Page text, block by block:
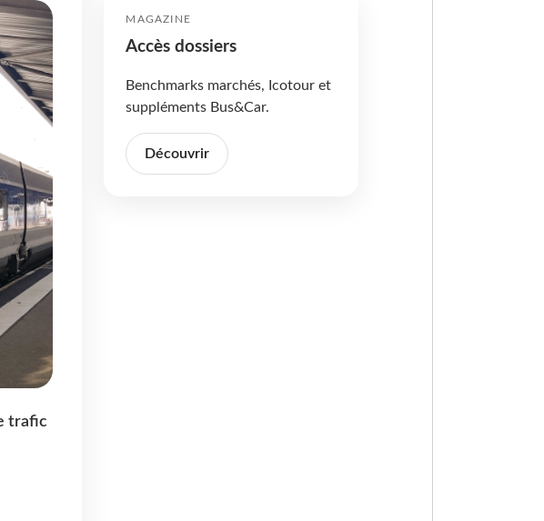
trafic
MAGAZINE
Accès dossiers
Benchmarks marchés, Icotour et
suppléments Bus&Car.
Découvrir